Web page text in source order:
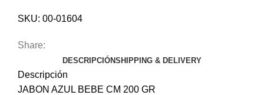
SKU: 00-01604
Share:
DESCRIPCIÓNSHIPPING & DELIVERY
Descripción
JABON AZUL BEBE CM 200 GR